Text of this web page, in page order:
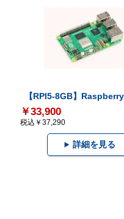
【RPI5-8GB】
￥33,900
税込￥37,290
詳細を見る